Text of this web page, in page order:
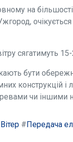
на
сягатимуть
бути
конструкцій і
чи іншими
Вітер #Передача